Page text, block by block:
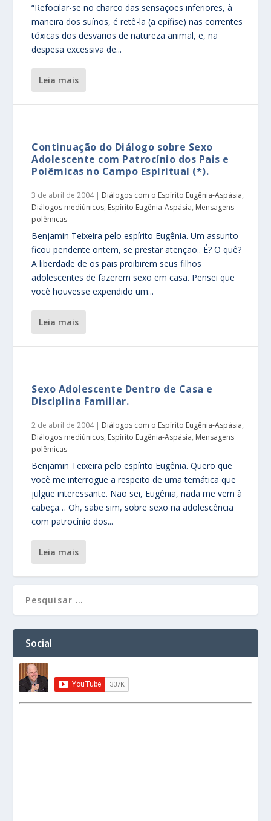
“Refocilar-se no charco das sensações inferiores, à
maneira dos suínos, é retê-la (a epífise) nas correntes
tóxicas dos desvarios de natureza animal, e, na
despesa excessiva de...
leia mais
Continuação do Diálogo sobre Sexo
Adolescente com Patrocínio dos Pais e
Polêmicas no Campo Espiritual (*).
3 de abril de 2004| Diálogos com o Espírito Eugênia-Aspásia,
Diálogos mediúnicos, Espírito Eugênia-Aspásia, Mensagens
polêmicas
Benjamin Teixeira pelo espírito Eugênia. Um assunto
ficou pendente ontem, se prestar atenção.. É? O quê?
A liberdade de os pais proibirem seus filhos
adolescentes de fazerem sexo em casa. Pensei que
você houvesse expendido um...
leia mais
Sexo Adolescente Dentro de Casa e
Disciplina Familiar.
2 de abril de 2004| Diálogos com o Espírito Eugênia-Aspásia,
Diálogos mediúnicos, Espírito Eugênia-Aspásia, Mensagens
polêmicas
Benjamin Teixeira pelo espírito Eugênia. Quero que
você me interrogue a respeito de uma temática que
julgue interessante. Não sei, Eugênia, nada me vem à
cabeça… Oh, sabe sim, sobre sexo na adolescência
com patrocínio dos...
leia mais
Social